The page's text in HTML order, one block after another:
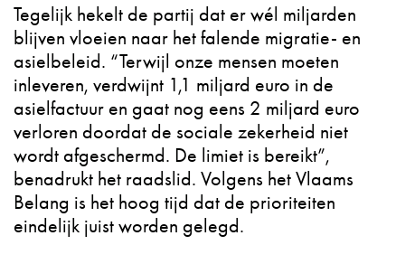
Tegelijk hekelt de partij dat er wél miljarden
blijven vloeien naar het falende migratie- en
asielbeleid. “Terwijl onze mensen moeten
inleveren, verdwijnt 1,1 miljard euro in de
asielfactuur en gaat nog eens 2 miljard euro
verloren doordat de sociale zekerheid niet
wordt afgeschermd. De limiet is bereikt”,
benadrukt het raadslid. Volgens het Vlaams
Belang is het hoog tijd dat de prioriteiten
eindelijk juist worden gelegd.